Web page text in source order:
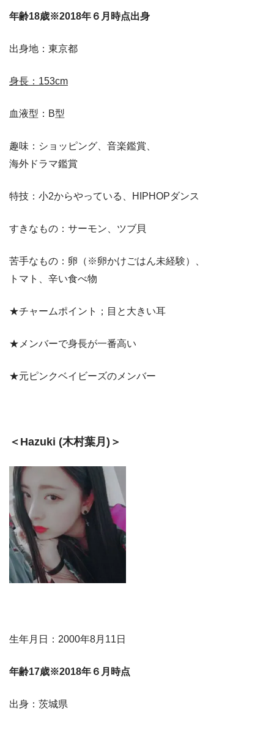
年齢18歳※2018年６月時点出身
出身地：東京都
身長：153cm
血液型：B型
趣味：ショッピング、音楽鑑賞、
海外ドラマ鑑賞
特技：小2からやっている、HIPHOPダンス
すきなもの：サーモン、ツブ貝
苦手なもの：卵（※卵かけごはん未経験）、
トマト、辛い食べ物
★チャームポイント；目と大きい耳
★メンバーで身長が一番高い
★元ピンクベイビーズのメンバー
＜Hazuki (木村葉月)＞
生年月日：2000年8月11日
年齢17歳※2018年６月時点
出身：茨城県